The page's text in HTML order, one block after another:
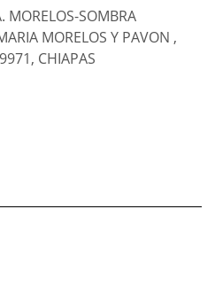
MORELOS-SOMBRA
MORELOS Y PAVON ,
CHIAPAS